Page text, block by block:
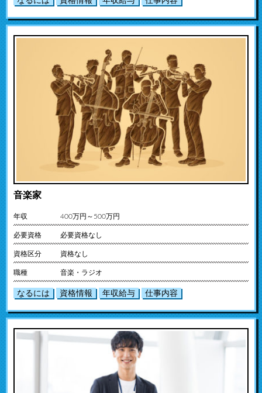
音楽家
年収 400万円～500万円
必要資格 必要資格なし
資格区分 資格なし
職種 音楽・ラジオ
なるには 資格情報 年収給与 仕事内容